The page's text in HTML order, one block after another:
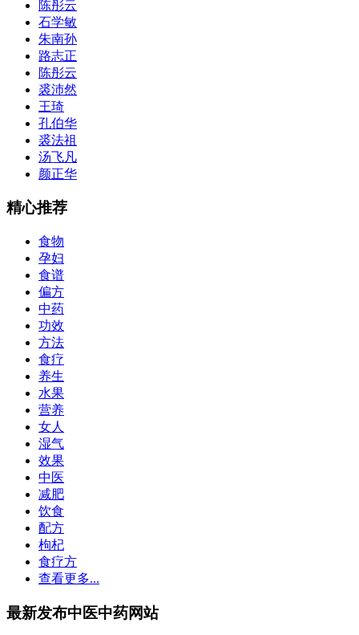
陈彤云
石学敏
朱南孙
路志正
陈彤云
裘沛然
王琦
孔伯华
裘法祖
汤飞凡
颜正华
精心推荐
食物
孕妇
食谱
偏方
中药
功效
方法
食疗
养生
水果
营养
女人
湿气
效果
中医
减肥
饮食
配方
枸杞
食疗方
查看更多...
最新发布中医中药网站